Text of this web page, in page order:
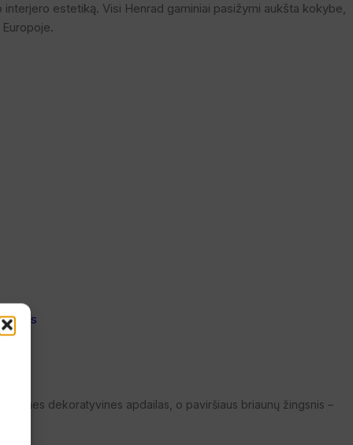
estetiką. Visi Henrad gaminiai pasižymi aukšta kokybe,
dekoratyvines apdailas, o paviršiaus briaunų žingsnis –